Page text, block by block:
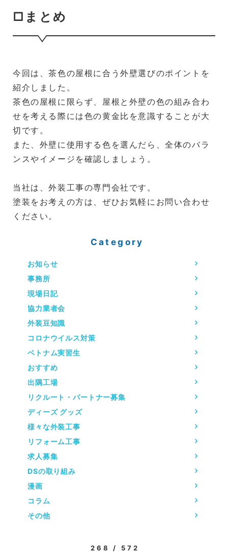
□まとめ
今回は、茶色の屋根に合う外壁選びのポイントを
紹介しました。
茶色の屋根に限らず、屋根と外壁の色の組み合わ
せを考える際には色の黄金比を意識することが大
切です。
また、外壁に使用する色を選んだら、全体のバラ
ンスやイメージを確認しましょう。
当社は、外装工事の専門会社です。
塗装をお考えの方は、ぜひお気軽にお問い合わせ
ください。
Category
お知らせ
事務所
現場日記
協力業者会
外装豆知識
コロナウイルス対策
ベトナム実習生
おすすめ
出隅工場
リクルート・パートナー募集
ディーズ グッズ
様々な外装工事
リフォーム工事
求人募集
DSの取り組み
漫画
コラム
その他
268 / 572